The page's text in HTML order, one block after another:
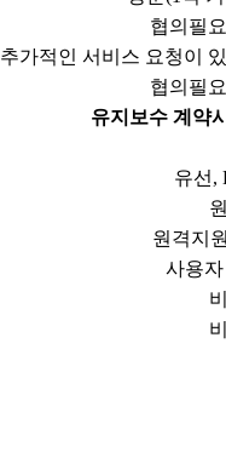
협의필요
추가적인 서비스 요청이
협의필요
유지보수 계약
유선,
원격지
사용